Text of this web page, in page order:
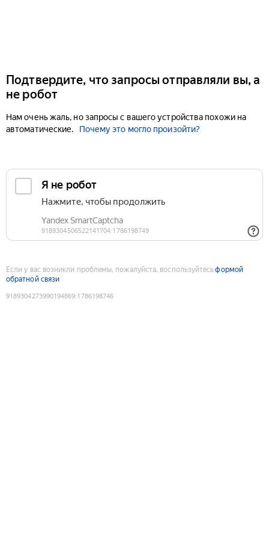
Подтвердите, что запросы отправляли вы, а
не робот
Нам очень жаль, но запросы с вашего устройства похожи на
автоматические.
Почему это могло произойти?
Если у вас возникли проблемы, пожалуйста, воспользуйтесьформой
обратной связи
9189304273990194869:1786198746